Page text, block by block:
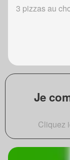
3 pizzas au
Je
Cliquez